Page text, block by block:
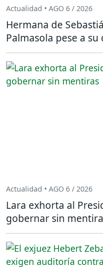
Actualidad • AGO 6 / 2026
Hermana de
Palmasola pese a
Actualidad • AGO 6 / 2026
Lara exhorta al
gobernar sin